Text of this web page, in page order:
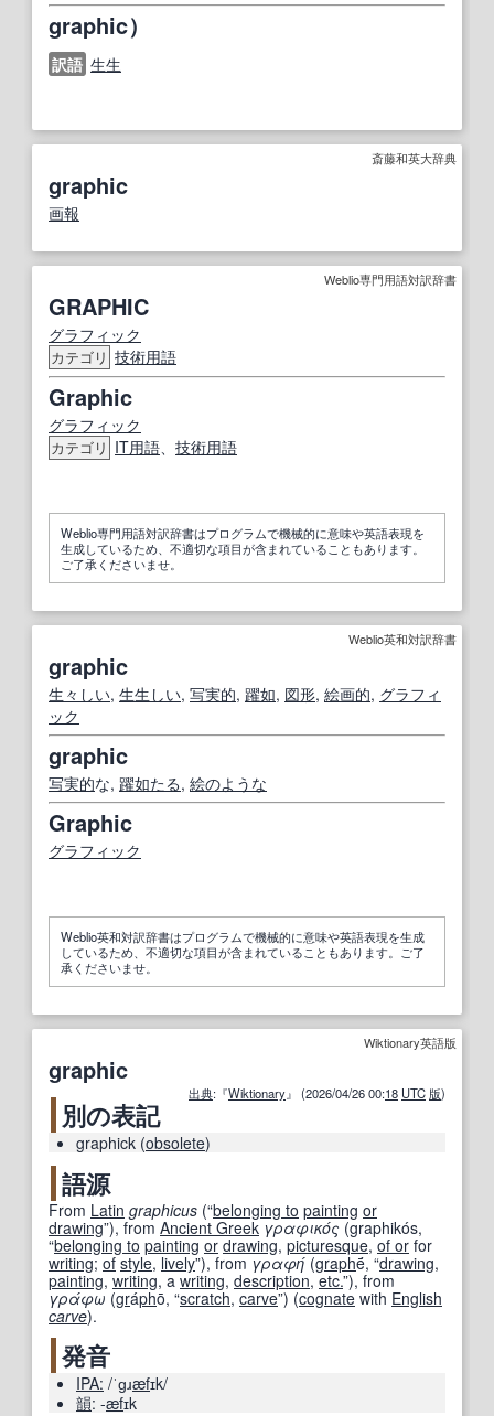
graphic）
訳語 生生
斎藤和英大辞典
graphic
画報
Weblio専門用語対訳辞書
GRAPHIC
グラフィック
カテゴリ 技術用語
Graphic
グラフィック
カテゴリ IT用語、 技術用語
Weblio専門用語対訳辞書はプログラムで機械的に意味や英語表現を
生成しているため、不適切な項目が含まれていることもあります。
ご了承くださいませ。
Weblio英和対訳辞書
graphic
生々しい, 生生しい, 写実的, 躍如, 図形, 絵画的, グラフィ
ック
graphic
写実的な, 躍如たる, 絵のような
Graphic
グラフィック
Weblio英和対訳辞書はプログラムで機械的に意味や英語表現を生成
しているため、不適切な項目が含まれていることもあります。ご了
承くださいませ。
Wiktionary英語版
graphic
出典:『Wiktionary』 (2026/04/26 00:18 UTC 版)
別の表記
graphick (obsolete)
語源
From Latin graphicus (“belonging to painting or
drawing”), from Ancient Greek γραφικός (graphikós,
“belonging to painting or drawing, picturesque, of or for
writing; of style, lively”), from γραφή (graphḗ, “drawing,
painting, writing, a writing, description, etc.”), from
γράφω (gráphō, “scratch, carve”) (cognate with English
carve).
発音
IPA: /ˈɡɹæfɪk/
韻: -æfɪk